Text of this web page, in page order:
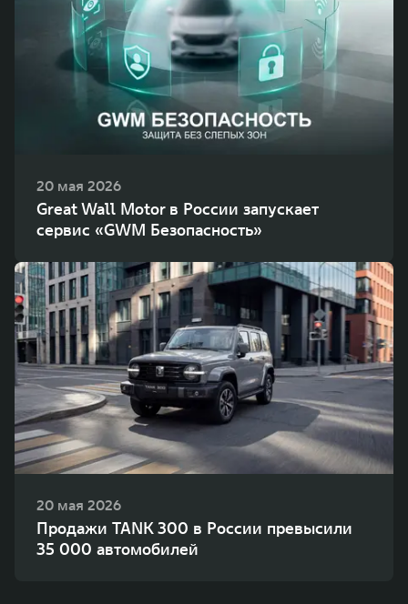
20 мая 2026
Great Wall Motor в России запускает
сервис «GWM Безопасность»
20 мая 2026
Продажи TANK 300 в России превысили
35 000 автомобилей